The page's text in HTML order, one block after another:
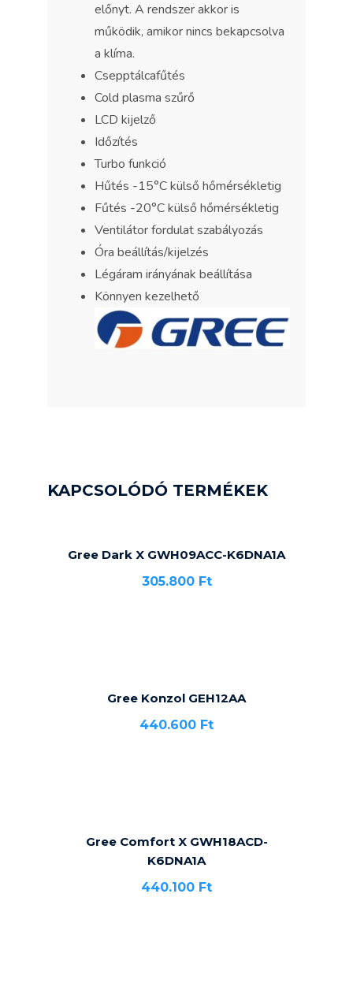
előnyt. A rendszer akkor is
működik, amikor nincs bekapcsolva
a klíma.
Csepptálcafűtés
Cold plasma szűrő
LCD kijelző
Időzítés
Turbo funkció
Hűtés -15°C külső hőmérsékletig
Fűtés -20°C külső hőmérsékletig
Ventilátor fordulat szabályozás
Óra beállítás/kijelzés
Légáram irányának beállítása
Könnyen kezelhető
KAPCSOLÓDÓ TERMÉKEK
Gree Dark X GWH09ACC-K6DNA1A
305.800 Ft
Gree Konzol GEH12AA
440.600 Ft
Gree Comfort X GWH18ACD-
K6DNA1A
440.100 Ft